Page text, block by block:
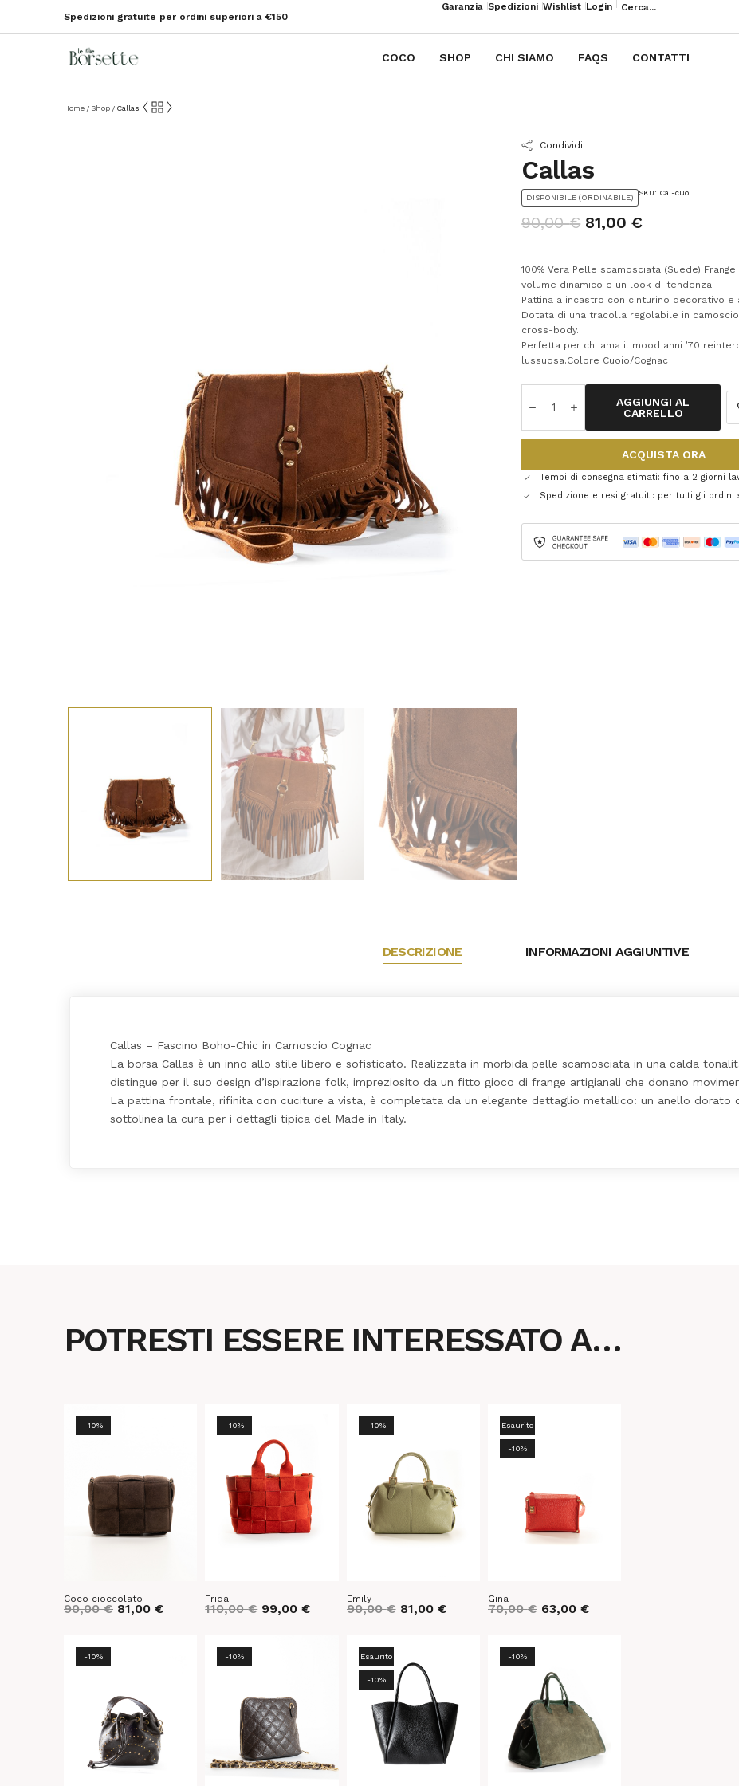
Spedizioni gratuite per ordini superiori a €150
Garanzia Spedizioni Wishlist Login
COCO SHOP CHI SIAMO FAQS CONTATTI
Home / Shop / Callas
Condividi
Callas
DISPONIBILE (ORDINABILE)
SKU: Cal-cuo
90,00€ 81,00€
100% Vera Pelle scamosciata (Suede)
volume dinamico e un look di tendenza.
Pattina a incastro con cinturino decorativo
Dotata di una tracolla regolabile in
cross-body.
Perfetta per chi ama il mood anni ’70
lussuosa.Colore Cuoio/Cognac
AGGIUNGI AL
CARRELLO
ACQUISTA ORA
Tempi di consegna stimati: fino a 2 giorni
Spedizione e resi gratuiti: per tutti gli ordini
DESCRIZIONE INFORMAZIONI AGGIUNTIVE
Callas – Fascino Boho-Chic in Camoscio Cognac
La borsa Callas è un inno allo stile libero e sofisticato. Realizzata in morbida pelle scamosciata in una calda
distingue per il suo design d’ispirazione folk, impreziosito da un fitto gioco di frange artigianali che donano
La pattina frontale, rifinita con cuciture a vista, è completata da un elegante dettaglio metallico: un anello dorato
sottolinea la cura per i dettagli tipica del Made in Italy.
POTRESTI ESSERE INTERESSATO A…
-10%
Coco cioccolato
90,00€ 81,00 €
-10%
Frida
110,00€ 99,00€
-10%
Emily
90,00€ 81,00 €
Esaurito
-10%
Gina
70,00€ 63,00 €
-10% -10% Esaurito
-10%
-10%